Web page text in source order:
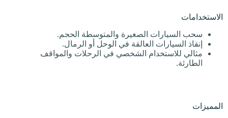
الاستخدامات
سحب السيارات الصغيرة والمتوسطة الحجم.
إنقاذ السيارات العالقة في الوحل أو الرمال.
مثالي للاستخدام الشخصي في الرحلات والمواقف
الطارئة.
المميزات